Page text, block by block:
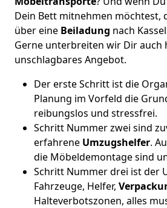
Dein Bett mitnehmen möchtest,
über eine Beiladung nach
Gerne unterbreiten wir Dir auch
unschlagbares Angebot.
Der erste Schritt ist die
Planung im Vorfeld die
reibungslos und stressfrei.
Schritt Nummer zwei sind
erfahrene Umzugshelfer.
die Möbeldemontage sind
Schritt Nummer drei ist der
Fahrzeuge, Helfer,
Halteverbotszonen, alles